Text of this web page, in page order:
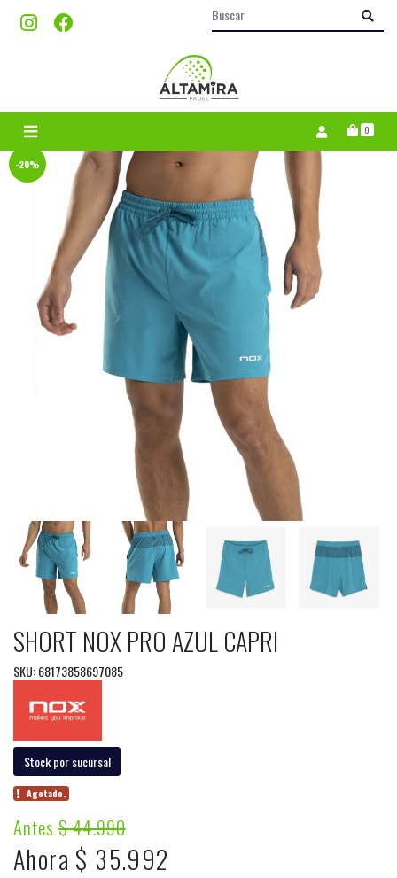
0
-20%
SHORT NOX PRO AZUL CAPRI
SKU: 68173858697085
Stock por sucursal
Agotado.
Antes$ 44.990
Ahora $ 35.992